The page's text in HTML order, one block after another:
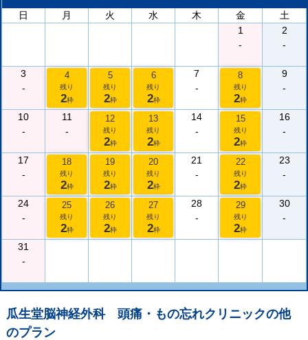
日
月 火 水 木 金
土
1
-
2
-
3
-
4
残り
2枠
5
残り
2枠
6
残り
2枠
7
-
8
残り
2枠
9
-
10
-
11
-
12
残り
2枠
13
残り
2枠
14
-
15
残り
2枠
16
-
17
-
18
残り
2枠
19
残り
2枠
20
残り
2枠
21
-
22
残り
2枠
23
-
24
-
25
残り
2枠
26
残り
2枠
27
残り
2枠
28
-
29
残り
2枠
30
-
31
-
瓜生堂脳神経外科 頭痛・もの忘れクリニックの他
のプラン